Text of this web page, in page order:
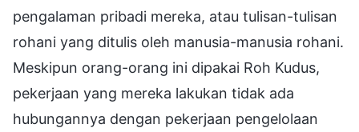
pengalaman pribadi mereka, atau tulisan-tulisan
rohani yang ditulis oleh manusia-manusia rohani.
Meskipun orang-orang ini dipakai Roh Kudus,
pekerjaan yang mereka lakukan tidak ada
hubungannya dengan pekerjaan pengelolaan